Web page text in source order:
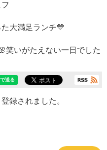
大満足ランチ💛
笑いがたえない一日でした
登録されました。